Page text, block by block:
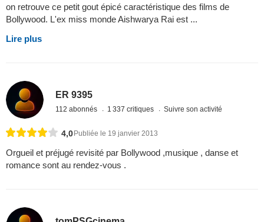
on retrouve ce petit gout épicé caractéristique des films de
Bollywood. L'ex miss monde Aishwarya Rai est ...
Lire plus
ER 9395
112 abonnés 1 337 critiques Suivre son activité
4,0 Publiée le 19 janvier 2013
Orgueil et préjugé revisité par Bollywood ,musique , danse et
romance sont au rendez-vous .